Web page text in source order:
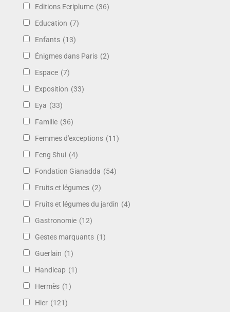
Editions Ecriplume (36)
Education (7)
Enfants (13)
Énigmes dans Paris (2)
Espace (7)
Exposition (33)
Eya (33)
Famille (36)
Femmes d'exceptions (11)
Feng Shui (4)
Fondation Gianadda (54)
Fruits et légumes (2)
Fruits et légumes du jardin (4)
Gastronomie (12)
Gestes marquants (1)
Guerlain (1)
Handicap (1)
Hermès (1)
Hier (121)